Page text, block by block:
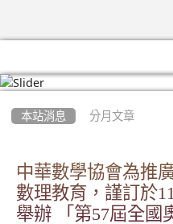
本站消息 分月文章
中華數學協會為推
數理教育，謹訂於
舉辦 「第57屆全國